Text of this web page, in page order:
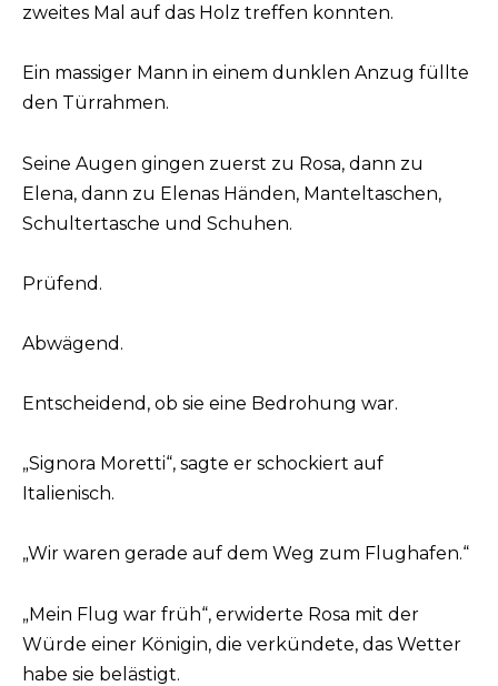
zweites Mal auf das Holz treffen konnten.
Ein massiger Mann in einem dunklen Anzug füllte
den Türrahmen.
Seine Augen gingen zuerst zu Rosa, dann zu
Elena, dann zu Elenas Händen, Manteltaschen,
Schultertasche und Schuhen.
Prüfend.
Abwägend.
Entscheidend, ob sie eine Bedrohung war.
„Signora Moretti“, sagte er schockiert auf
Italienisch.
„Wir waren gerade auf dem Weg zum Flughafen.“
„Mein Flug war früh“, erwiderte Rosa mit der
Würde einer Königin, die verkündete, das Wetter
habe sie belästigt.